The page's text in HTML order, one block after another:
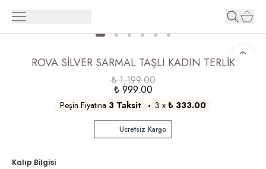
ROVA SİLVER SARMAL TAŞLI KADIN TERLİK
₺ 1,199.00
₺ 999.00
Peşin Fiyatına 3 Taksit 3 x ₺ 333.00
Ücretsiz Kargo
Kalıp Bilgisi